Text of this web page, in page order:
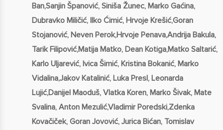
Ban,Sanjin Španović, Siniša Žunec, Marko Gaćina,
Dubravko Miličić, Ilko Ćimić, Hrvoje Krešić,Goran
Stojanović, Neven Perok,Hrvoje Penava,Andrija Bakula,
Tarik Filipović,Matija Matko, Dean Kotiga,Matko Saltarić,
Karlo Uljarević, Ivica Šimić, Kristina Bokanić, Marko
Vidalina,Jakov Katalinić, Luka Presl, Leonarda
Lujić,Danijel Maoduš, Vlatka Koren, Marko Šivak, Mate
Svalina, Anton Mezulić,Vladimir Poredski,Zdenka
Kovačiček, Goran Jovović, Jurica Bićan, Tomislav